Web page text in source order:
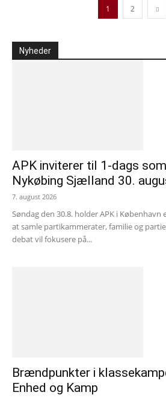
1 2
Nyheder
APK inviterer til 1-dags
Nykøbing Sjælland 30.
7. august 2026
Søndag den 30.8. holder APK i
at samle partikammerater, familie og
debat vil fokusere på...
Brændpunkter i
Enhed og Kamp